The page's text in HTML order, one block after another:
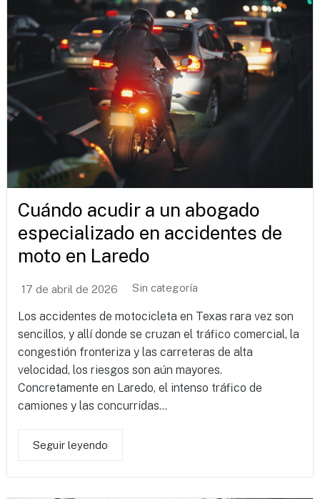
Cuándo acudir a un abogado
especializado en accidentes de
moto en Laredo
17 de abril de 2026 Sin categoría
Los accidentes de motocicleta en Texas rara vez son
sencillos, y allí donde se cruzan el tráfico comercial, la
congestión fronteriza y las carreteras de alta
velocidad, los riesgos son aún mayores.
Concretamente en Laredo, el intenso tráfico de
camiones y las concurridas...
Seguir leyendo